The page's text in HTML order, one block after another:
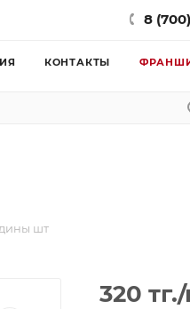
8
КОНТАКТЫ
шт
320 тг.